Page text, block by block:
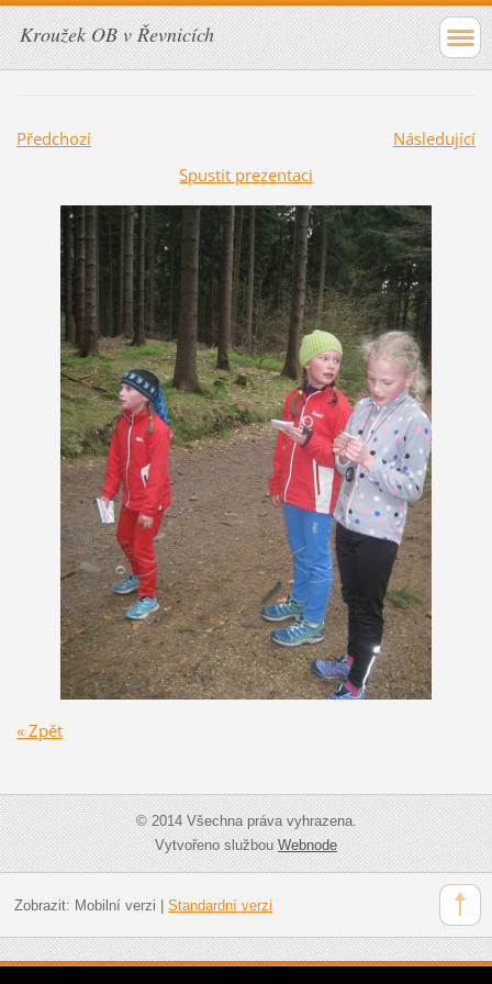
Kroužek OB v Řevnicích
Předchozí
Následující
Spustit prezentaci
« Zpět
© 2014 Všechna práva vyhrazena.
Vytvořeno službouWebnode
Zobrazit: Mobilní verzi Standardní verzi